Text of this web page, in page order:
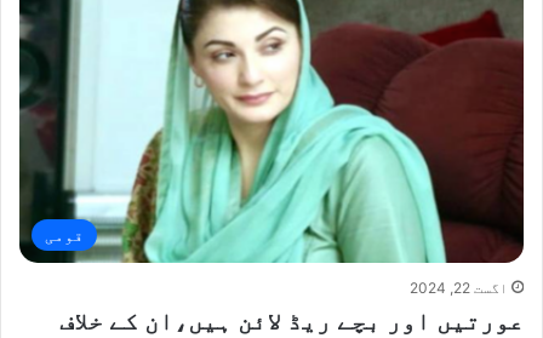
قومی
اگست 22, 2024
عورتیں اور بچے ریڈ لائن ہیں،ان کے خلاف